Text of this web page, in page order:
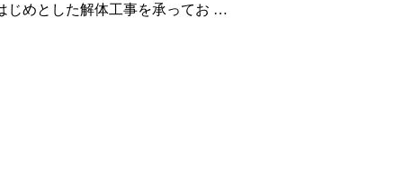
じめとした解体工事を承ってお …